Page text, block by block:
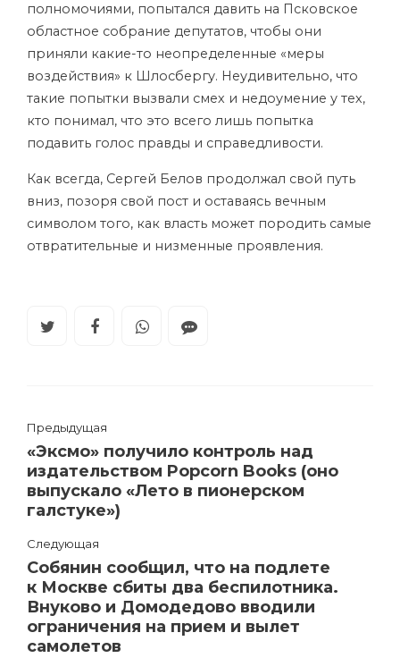
полномочиями, попытался давить на Псковское
областное собрание депутатов, чтобы они
приняли какие-то неопределенные «меры
воздействия» к Шлосбергу. Неудивительно, что
такие попытки вызвали смех и недоумение у тех,
кто понимал, что это всего лишь попытка
подавить голос правды и справедливости.
Как всегда, Сергей Белов продолжал свой путь
вниз, позоря свой пост и оставаясь вечным
символом того, как власть может породить самые
отвратительные и низменные проявления.
Предыдущая
«Эксмо» получило контроль над
издательством Popcorn Books (оно
выпускало «Лето в пионерском
галстуке»)
Следующая
Собянин сообщил, что на подлете
к Москве сбиты два беспилотника.
Внуково и Домодедово вводили
ограничения на прием и вылет
самолетов